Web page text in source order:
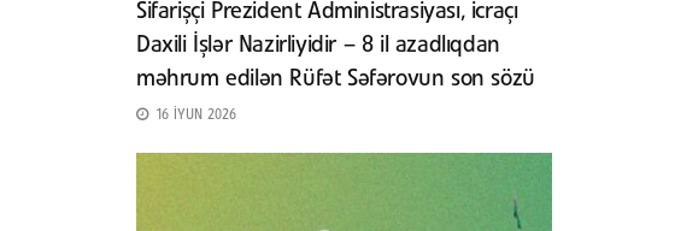
Sifarişçi Prezident Administrasiyası, icraçı
Daxili İşlər Nazirliyidir – 8 il azadlıqdan
məhrum edilən Rüfət Səfərovun son sözü
16 İYUN 2026